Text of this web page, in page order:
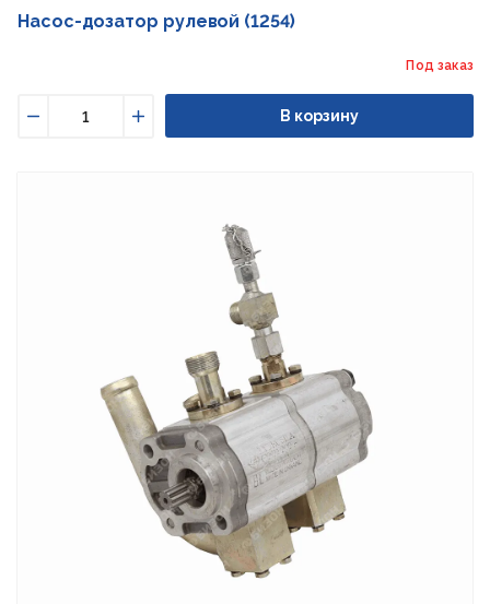
Насос-дозатор рулевой (1254)
Под заказ
Увеличить
В корзину